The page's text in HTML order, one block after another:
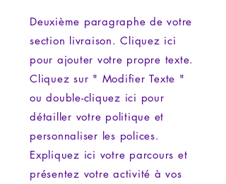
Deuxième paragraphe de votre
section livraison. Cliquez ici
pour ajouter votre propre texte.
Cliquez sur " Modifier Texte "
ou double-cliquez ici pour
détailler votre politique et
personnaliser les polices.
Expliquez ici votre parcours et
présentez votre activité à vos